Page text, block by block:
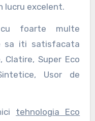
lucru excelent.
foarte multe
sa iti satisfacata
Clatire, Super Eco
Usor de
tehnologia Eco